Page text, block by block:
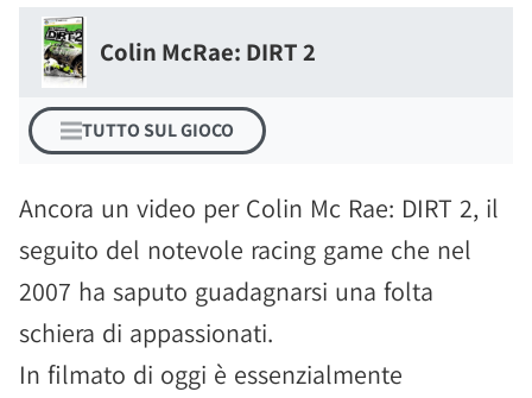
Colin McRae: DIRT 2
TUTTO SUL GIOCO
Ancora un video per Colin Mc Rae: DIRT 2, il
seguito del notevole racing game che nel
2007 ha saputo guadagnarsi una folta
schiera di appassionati.
In filmato di oggi è essenzialmente